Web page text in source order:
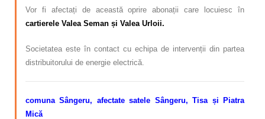
Vor fi afectați de această oprire abonații care locuiesc în
cartierele Valea Seman și Valea Urloii.
Societatea este în contact cu echipa de intervenții din partea
distribuitorului de energie electrică.
comuna Sângeru, afectate satele Sângeru, Tisa și Piatra
Mică